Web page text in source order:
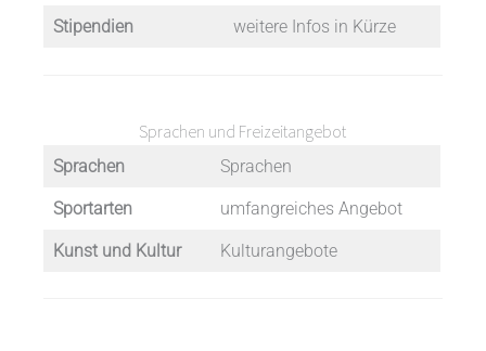
Stipendien weitere Infos in Kürze
Sprachen und Freizeitangebot
Sprachen Sprachen
Sportarten umfangreiches Angebot
Kunst und Kultur Kulturangebote